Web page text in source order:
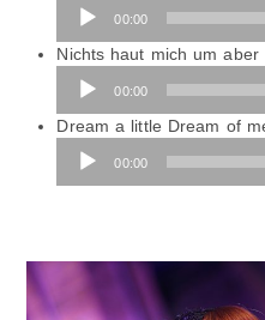
00:00
Nichts haut mich um aber
00:00
Dream a little Dream of
00:00